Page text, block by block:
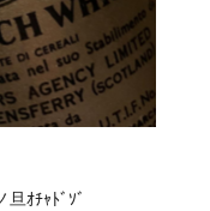
ｵﾁｬﾄﾞｿﾞ